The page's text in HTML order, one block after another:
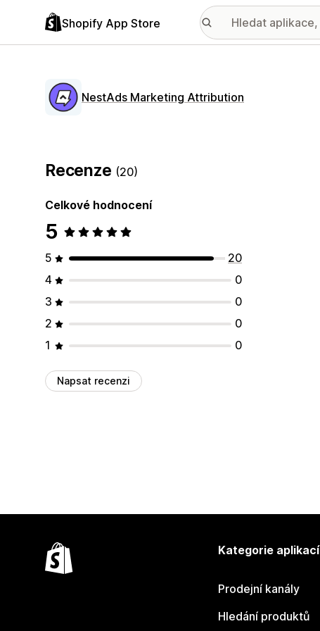
Shopify App Store
NestAds Marketing Attribution
Recenze (20)
Celkové hodnocení
5
5
20
4
0
3
0
2
0
1
0
Napsat recenzi
Kategorie aplikací
Prodejní kanály
Hledání produktů